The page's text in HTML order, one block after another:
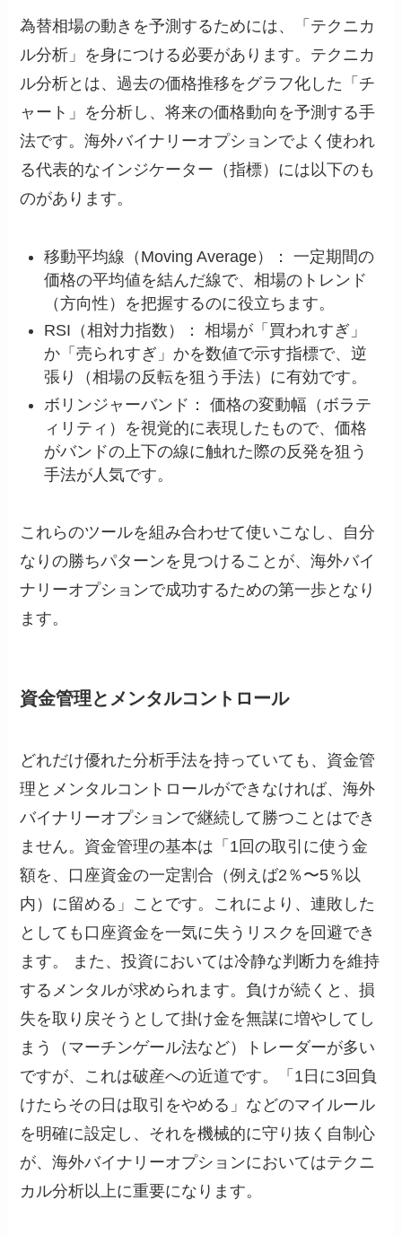
為替相場の動きを予測するためには、「テクニカ
ル分析」を身につける必要があります。テクニカ
ル分析とは、過去の価格推移をグラフ化した「チ
ャート」を分析し、将来の価格動向を予測する手
法です。海外バイナリーオプションでよく使われ
る代表的なインジケーター（指標）には以下のも
のがあります。
移動平均線（Moving Average）： 一定期間の
価格の平均値を結んだ線で、相場のトレンド
（方向性）を把握するのに役立ちます。
RSI（相対力指数）： 相場が「買われすぎ」
か「売られすぎ」かを数値で示す指標で、逆
張り（相場の反転を狙う手法）に有効です。
ボリンジャーバンド： 価格の変動幅（ボラテ
ィリティ）を視覚的に表現したもので、価格
がバンドの上下の線に触れた際の反発を狙う
手法が人気です。
これらのツールを組み合わせて使いこなし、自分
なりの勝ちパターンを見つけることが、海外バイ
ナリーオプションで成功するための第一歩となり
ます。
資金管理とメンタルコントロール
どれだけ優れた分析手法を持っていても、資金管
理とメンタルコントロールができなければ、海外
バイナリーオプションで継続して勝つことはでき
ません。資金管理の基本は「1回の取引に使う金
額を、口座資金の一定割合（例えば2％〜5％以
内）に留める」ことです。これにより、連敗した
としても口座資金を一気に失うリスクを回避でき
ます。 また、投資においては冷静な判断力を維持
するメンタルが求められます。負けが続くと、損
失を取り戻そうとして掛け金を無謀に増やしてし
まう（マーチンゲール法など）トレーダーが多い
ですが、これは破産への近道です。「1日に3回負
けたらその日は取引をやめる」などのマイルール
を明確に設定し、それを機械的に守り抜く自制心
が、海外バイナリーオプションにおいてはテクニ
カル分析以上に重要になります。